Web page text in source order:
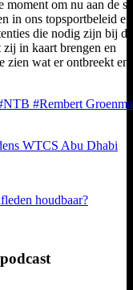
moment om nu aan de
in ons topsportbeleid
die nodig zijn bij
in kaart brengen en
zien wat er ontbreekt en
#Rembert
WTCS Abu Dhabi
houdbaar?